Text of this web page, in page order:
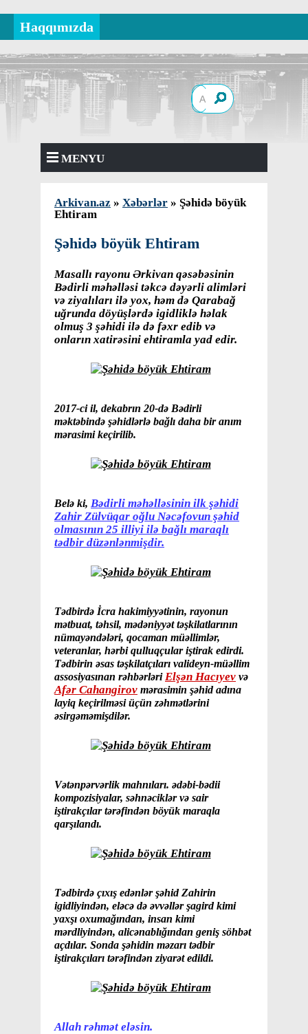
Haqqımızda
MENYU
Arkivan.az » Xəbərlər » Şəhidə böyük
Ehtiram
Şəhidə böyük Ehtiram
Masallı rayonu Ərkivan qəsəbəsinin
Bədirli məhəlləsi təkcə dəyərli alimləri
və ziyalıları ilə yox, həm də Qarabağ
uğrunda döyüşlərdə igidliklə həlak
olmuş 3 şəhidi ilə də fəxr edib və
onların xatirəsini ehtiramla yad edir.
2017-ci il, dekabrın 20-də Bədirli
məktəbində şəhidlərlə bağlı daha bir anım
mərasimi keçirilib.
Belə ki, Bədirli məhəlləsinin ilk şəhidi
Zahir Zülvüqar oğlu Nəcəfovun şəhid
olmasının 25 illiyi ilə bağlı maraqlı
tədbir düzənlənmişdir.
Tədbirdə İcra hakimiyyətinin, rayonun
mətbuat, təhsil, mədəniyyət təşkilatlarının
nümayəndələri, qocaman müəllimlər,
veteranlar, hərbi qulluqçular iştirak edirdi.
Tədbirin əsas təşkilatçıları valideyn-müəllim
assosiyasınan rəhbərləri Elşən Hacıyev və
Afər Cahangirov mərasimin şəhid adına
layiq keçirilməsi üçün zəhmətlərini
əsirgəməmişdilər.
Vətənpərvərlik mahnıları. ədəbi-bədii
kompozisiyalar, səhnəciklər və sair
iştirakçılar tərəfindən böyük maraqla
qarşılandı.
Tədbirdə çıxış edənlər şəhid Zahirin
igidliyindən, eləcə də əvvəllər şagird kimi
yaxşı oxumağından, insan kimi
mərdliyindən, alicənablığından geniş söhbət
açdılar. Sonda şəhidin məzarı tədbir
iştirakçıları tərəfindən ziyarət edildi.
Allah rəhmət eləsin.